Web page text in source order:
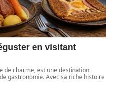
en visitant
de charme, est une destination
gastronomie. Avec sa riche histoire